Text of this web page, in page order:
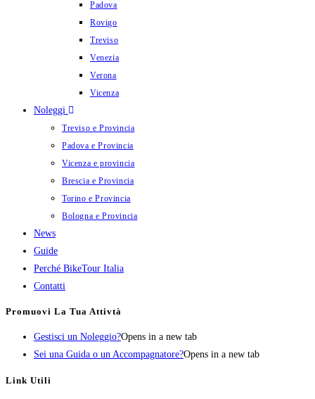
Padova
Rovigo
Treviso
Venezia
Verona
Vicenza
Noleggi
Treviso e Provincia
Padova e Provincia
Vicenza e provincia
Brescia e Provincia
Torino e Provincia
Bologna e Provincia
News
Guide
Perché BikeTour Italia
Contatti
Promuovi La Tua Attivtà
Gestisci un Noleggio?Opens in a new tab
Sei una Guida o un Accompagnatore?Opens in a new tab
Link Utili